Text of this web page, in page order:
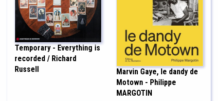
Temporary - Everything is
recorded / Richard
Russell
Marvin Gaye, le dandy de
Motown - Philippe
MARGOTIN